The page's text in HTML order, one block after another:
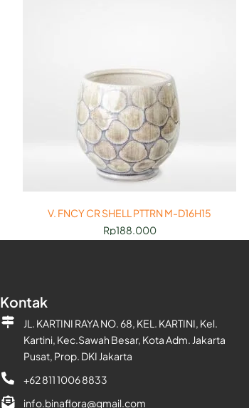
V. FNCY CR SHELL PTTRN M-D16H15
Rp188.000
Kontak
JL. KARTINI RAYA NO. 68, KEL. KARTINI, Kel.
Kartini, Kec.Sawah Besar, Kota Adm. Jakarta
Pusat, Prop. DKI Jakarta
+62 811 1006 8833
info.binaflora@gmail.com